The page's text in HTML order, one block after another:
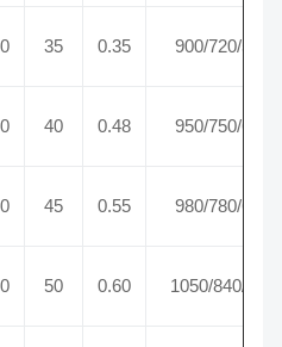
35 0.35 900/720/580
40 0.48 950/750/600
45 0.55 980/780/630
50 0.60 1050/840/670